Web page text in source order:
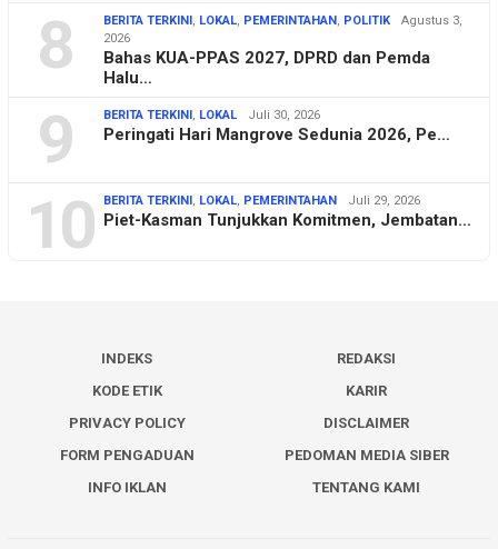
8 BERITA TERKINI, LOKAL, PEMERINTAHAN, POLITIK
Agustus 3,
2026
Bahas KUA-PPAS 2027, DPRD dan Pemda
Halu…
9 BERITA TERKINI, LOKAL Juli 30, 2026
Peringati Hari Mangrove Sedunia 2026, Pe…
10 BERITA TERKINI, LOKAL, PEMERINTAHAN Juli 29, 2026
Piet-Kasman Tunjukkan Komitmen, Jembatan…
INDEKS
REDAKSI
KODE ETIK
KARIR
PRIVACY POLICY
DISCLAIMER
FORM PENGADUAN
PEDOMAN MEDIA SIBER
INFO IKLAN
TENTANG KAMI